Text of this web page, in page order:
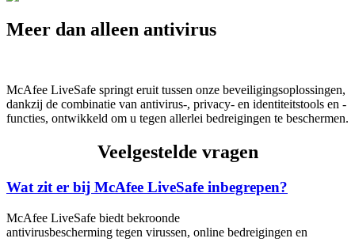
Meer dan alleen antivirus
McAfee LiveSafe springt eruit tussen onze beveiligingsoplossingen,
dankzij de combinatie van antivirus-, privacy- en identiteitstools en -
functies, ontwikkeld om u tegen allerlei bedreigingen te beschermen.
Veelgestelde vragen
Wat zit er bij McAfee LiveSafe inbegrepen?
McAfee LiveSafe biedt bekroonde
antivirusbescherming tegen virussen, online bedreigingen en